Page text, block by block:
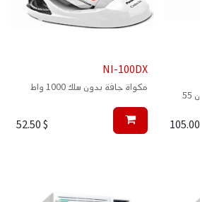
بخارعريض, تسخن في غضون 55
105.00
NI-100DX
مكواة جافة بدون سلك 1000 واط
$
52.50